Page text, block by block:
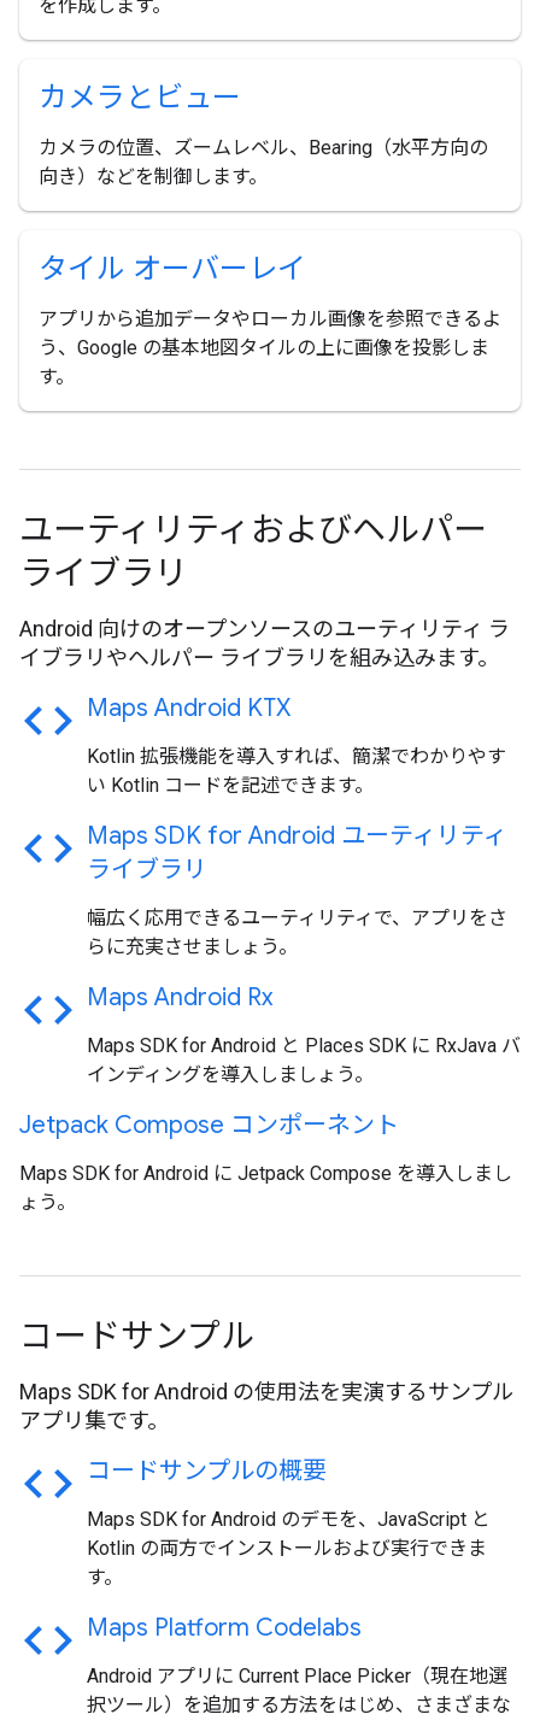
を作成します。
カメラとビュー
カメラの位置、ズームレベル、Bearing（水平方向の
向き）などを制御します。
タイル オーバーレイ
アプリから追加データやローカル画像を参照できるよ
う、Google の基本地図タイルの上に画像を投影しま
す。
ユーティリティおよびヘルパー
ライブラリ
Android 向けのオープンソースのユーティリティ ラ
イブラリやヘルパー ライブラリを組み込みます。
code Maps Android KTX
Kotlin 拡張機能を導入すれば、簡潔でわかりやす
い Kotlin コードを記述できます。
code Maps SDK for Android ユーティリティ
ライブラリ
幅広く応用できるユーティリティで、アプリをさ
らに充実させましょう。
code Maps Android Rx
Maps SDK for Android と Places SDK に RxJava バ
インディングを導入しましょう。
Jetpack Compose コンポーネント
Maps SDK for Android に Jetpack Compose を導入しまし
ょう。
コードサンプル
Maps SDK for Android の使用法を実演するサンプル
アプリ集です。
code コードサンプルの概要
Maps SDK for Android のデモを、JavaScript と
Kotlin の両方でインストールおよび実行できま
す。
code Maps Platform Codelabs
Android アプリに Current Place Picker（現在地選
択ツール）を追加する方法をはじめ、さまざまな